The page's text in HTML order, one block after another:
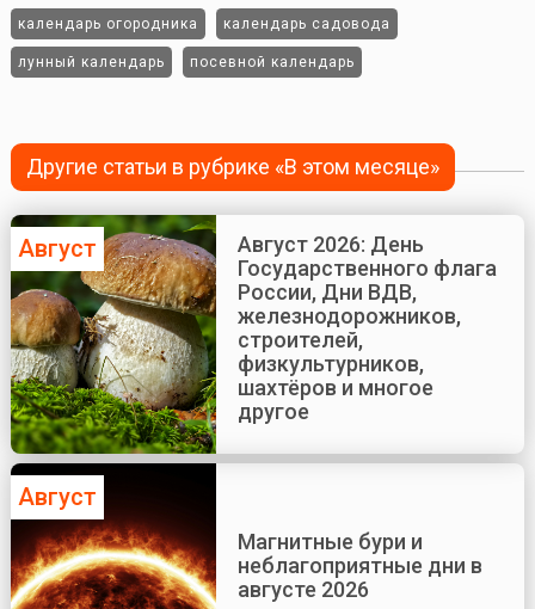
календарь огородника календарь садовода
лунный календарь посевной календарь
Другие статьи в рубрике «В этом месяце»
Август
Август 2026: День
Государственного флага
России, Дни ВДВ,
железнодорожников,
строителей,
физкультурников,
шахтёров и многое
другое
Август
Магнитные бури и
неблагоприятные дни в
августе 2026